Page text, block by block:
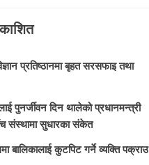
प्रतिष्ठानमा बृहत सरसफाइ तथा
पुनर्जीवन दिन थालेको प्रधानमन्त्री
संस्थामा सुधारका संकेत
बालिकालाई कुटपिट गर्ने व्यक्ति पक्राउ